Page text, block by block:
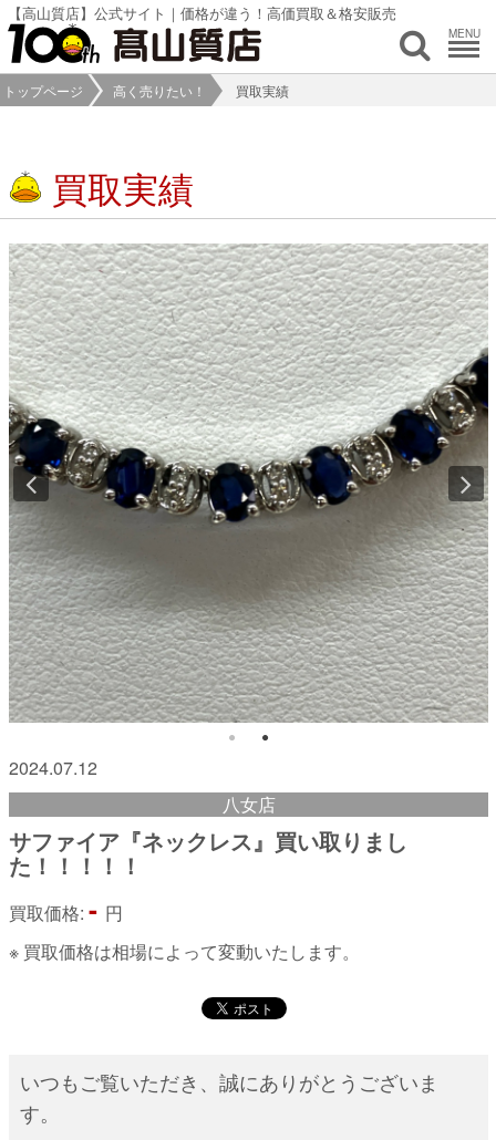
【高山質店】公式サイト｜価格が違う！高価買取＆格安販売
MENU
トップページ 高く売りたい！ 買取実績
買取実績
2024.07.12
八女店
サファイア『ネックレス』買い取りまし
た！！！！！
買取価格: - 円
※ 買取価格は相場によって変動いたします。
いつもご覧いただき、誠にありがとうございま
す。